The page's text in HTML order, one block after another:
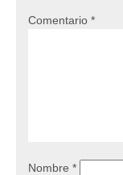
Comentario *
Nombre *